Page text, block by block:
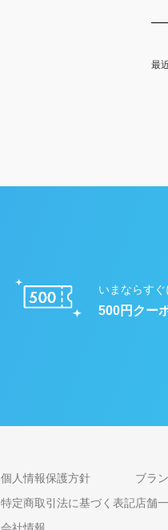
最
いまならすぐ
500円クー
個人情報保護方針
特定商取引法に基づく表記
ブラ
店舗